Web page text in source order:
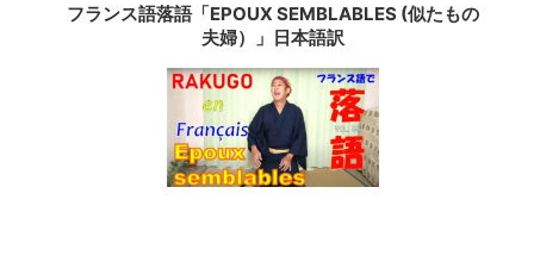
フランス語落語「EPOUX SEMBLABLES (似たもの
夫婦）」日本語訳